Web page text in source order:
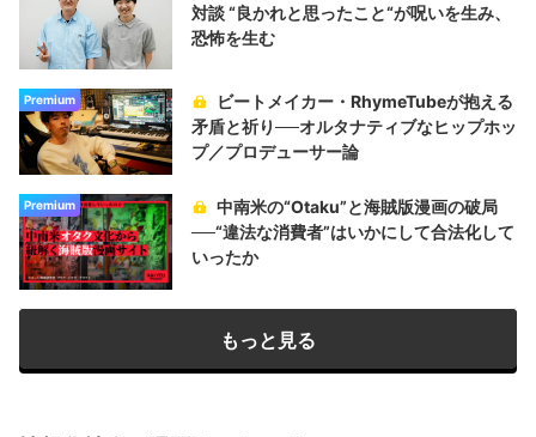
対談 “良かれと思ったこと“が呪いを生み、
恐怖を生む
Premium
ビートメイカー・RhymeTubeが抱える
矛盾と祈り──オルタナティブなヒップホッ
プ／プロデューサー論
Premium
中南米の“Otaku”と海賊版漫画の破局
──“違法な消費者”はいかにして合法化して
いったか
もっと見る